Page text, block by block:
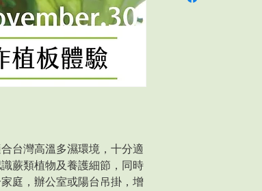
台灣高溫多濕環境，十分適
蕨類植物及養護細節，同時
庭，辦公室或陽台吊掛，增